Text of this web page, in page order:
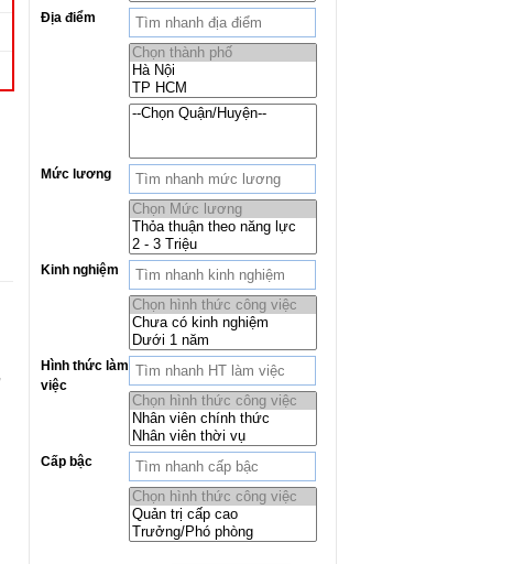
Địa điểm
Mức lương
Kinh nghiệm
Hình thức làm
việc
Cấp bậc